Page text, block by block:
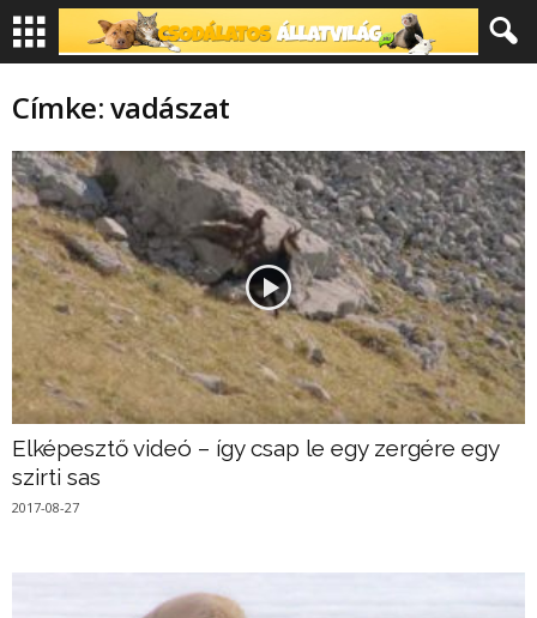
Címke: vadászat
Elképesztő videó – így csap le egy zergére egy
szirti sas
2017-08-27